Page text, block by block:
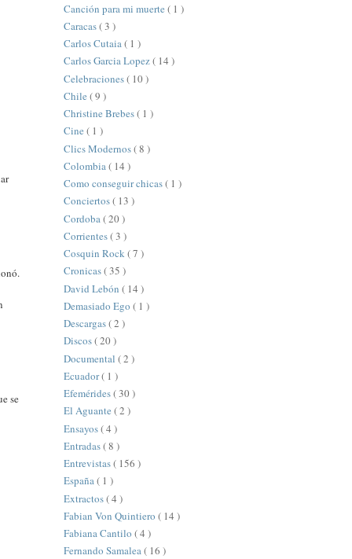
se
Canción para mi muerte ( 1 )
Caracas( 3 )
Carlos Cutaia( 1 )
Carlos Garcia Lopez( 14 )
Celebraciones( 10 )
Chile ( 9 )
Christine Brebes( 1 )
Cine ( 1 )
Clics Modernos( 8 )
Colombia( 14 )
Como conseguir chicas( 1 )
Conciertos( 13 )
Cordoba ( 20 )
Corrientes( 3 )
Cosquin Rock( 7 )
Cronicas( 35 )
David Lebón ( 14 )
Demasiado Ego ( 1 )
Descargas( 2 )
Discos( 20 )
Documental ( 2 )
Ecuador( 1 )
Efemérides( 30 )
El Aguante ( 2 )
Ensayos( 4 )
Entradas( 8 )
Entrevistas( 156 )
España( 1 )
Extractos( 4 )
Fabian Von Quintiero ( 14 )
Fabiana Cantilo ( 4 )
Fernando Samalea( 16 )